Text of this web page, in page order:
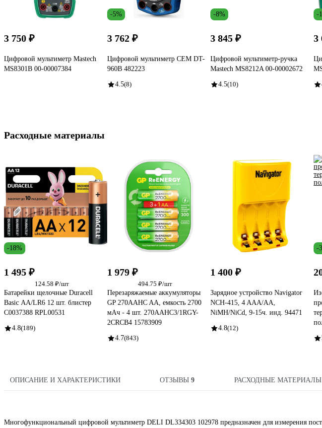
3 750 ₽
Цифровой мультиметр Mastech
MS8301B 00-00007384
-5%
3 762 ₽
Цифровой мультиметр СЕМ DT-
960В 482223
4.5(8)
-8%
3 845 ₽
Цифровой мультиметр-ручка
Mastech MS8212A 00-00002672
4.5(10)
-
3
Расходные материалы
-18%
1 495 ₽
124.58 ₽/шт
Батарейки щелочные Duracell
Basic АА/LR6 12 шт. блистер
C0037388 RPL00531
4.8(189)
1 979 ₽
494.75 ₽/шт
Перезаряжаемые аккумуляторы
GP 270AAHC AA, емкость 2700
мАч - 4 шт. 270AAHC3/1RGY-
2CRCB4 15783909
4.7(843)
1 400 ₽
Зарядное устройство Navigator
NCH-415, 4 AAA/AA,
NiMH/NiCd, 9-15ч. инд. 94471
4.8(12)
-
ОПИСАНИЕ И ХАРАКТЕРИСТИКИ ОТЗЫВЫ9 РАСХОДНЫЕ МАТЕРИАЛЫ
Многофункциональный цифровой мультиметр DELI DL334303 102978 предназначен для измерения